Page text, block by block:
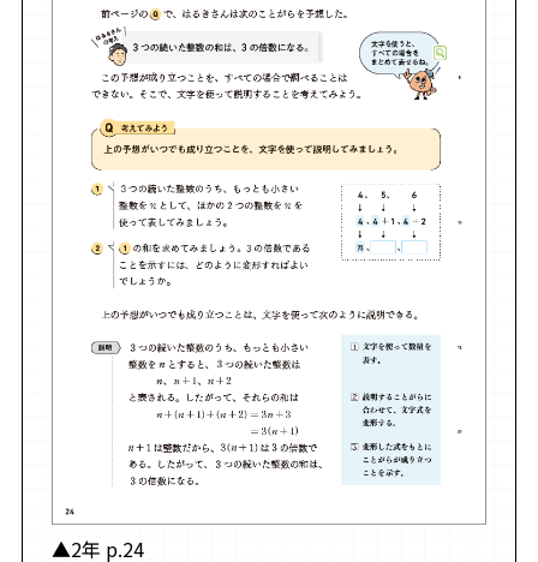
▲2年 p.24